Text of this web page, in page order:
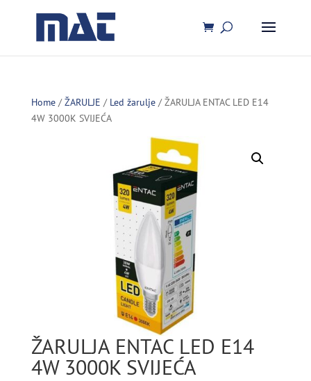
Home/ŽARULJE / Led žarulje/ ŽARULJA ENTAC LED E14
4W 3000K SVIJEĆA
ŽARULJA ENTAC LED E14
4W 3000K SVIJEĆA